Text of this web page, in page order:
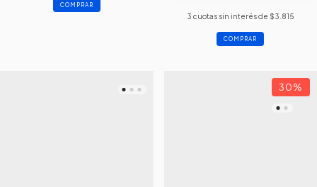
COMPRAR
3 cuotas sin interés de $3.815
COMPRAR
30%